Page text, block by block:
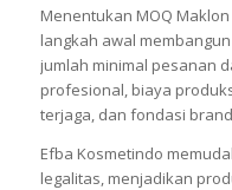
Menentukan MOQ
langkah awal
jumlah minimal pesanan
profesional, biaya
terjaga, dan fondasi
Efba Kosmetindo
legalitas, menjadikan